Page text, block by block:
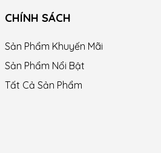
CHÍNH SÁCH
Sản Phẩm Khuyến Mãi
Sản Phẩm Nổi Bật
Tất Cả Sản Phẩm